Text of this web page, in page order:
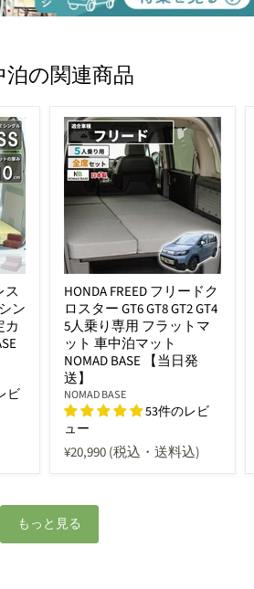
泊の関連商品
ス
ン
カ
ビ
HONDA FREED フリードク
ロスター GT6 GT8 GT2 GT4
5人乗り専用 フラットマ
ット 車中泊マット
NOMAD BASE 【当日発
送】
NOMAD BASE
53件のレビ
ュー
¥20,990(税込・送料込)
もっと見る